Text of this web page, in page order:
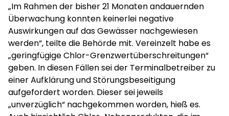
„Im Rahmen der bisher 21 Monaten andauernden
Überwachung konnten keinerlei negative
Auswirkungen auf das Gewässer nachgewiesen
werden“, teilte die Behörde mit. Vereinzelt habe es
„geringfügige Chlor-Grenzwertüberschreitungen“
geben. In diesen Fällen sei der Terminalbetreiber zu
einer Aufklärung und Störungsbeseitigung
aufgefordert worden. Dieser sei jeweils
„unverzüglich“ nachgekommen worden, hieß es.